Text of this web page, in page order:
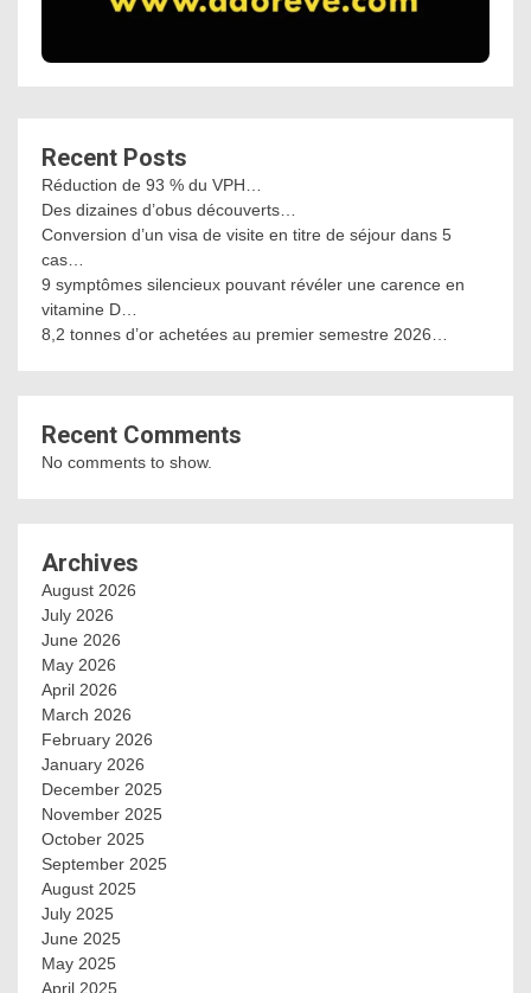
Recent Posts
Réduction de 93 % du VPH…
Des dizaines d’obus découverts…
Conversion d’un visa de visite en titre de séjour dans 5
cas…
9 symptômes silencieux pouvant révéler une carence en
vitamine D…
8,2 tonnes d’or achetées au premier semestre 2026…
Recent Comments
No comments to show.
Archives
August 2026
July 2026
June 2026
May 2026
April 2026
March 2026
February 2026
January 2026
December 2025
November 2025
October 2025
September 2025
August 2025
July 2025
June 2025
May 2025
April 2025